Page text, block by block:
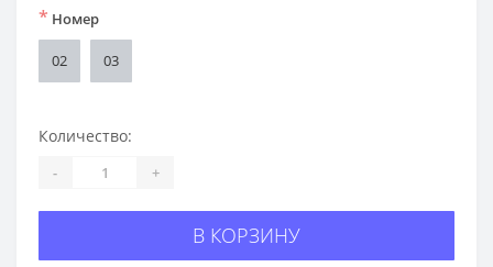
* Номер
02 03
Количество:
- +
В КОРЗИНУ